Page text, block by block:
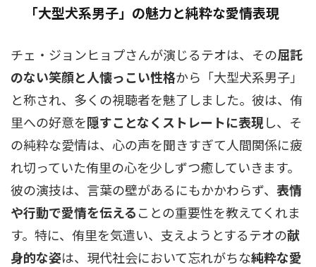
「大型犬系男子」の魅力と純粋な愛情表現
チェ・ジョンヒョプさんが演じるテオは、その屈託
のない笑顔と人懐っこい性格から「大型犬系男子」
と称され、多くの視聴者を魅了しました。彼は、侑
里への好意を隠すことなくストレートに表現し、そ
の純粋な愛情は、心の声を聞きすぎて人間関係に疲
れ切っていた侑里の心を少しずつ癒していきます。
彼の演技は、言葉の壁があるにもかかわらず、 表情
や行動で愛情を伝えることの重要性を教えてくれま
す。特に、侑里を気遣い、支えようとするテオの献
身的な姿は、現代社会において忘れがちな純粋な愛